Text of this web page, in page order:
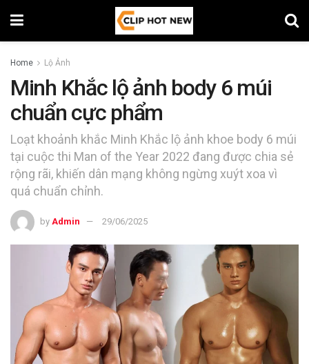
Home Lộ Ảnh
Minh Khắc lộ ảnh body 6 múi
chuẩn cực phẩm
Loạt khoảnh khắc Minh Khắc lộ ảnh khoe body 6 múi
tại cuộc thi Man of the Year 2022 đang được chia sẻ
rộng rãi, khiến dân mạng không ngừng xuýt xoa vì
quá chuẩn chỉnh.
by Admin 29/06/2025